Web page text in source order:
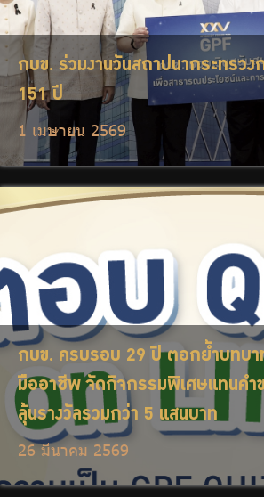
กบข. ร่วมงานวันสถาปนากระทรว
151 ปี
1 เมษายน 2569
กบข. ครบรอบ 29 ปี ตอกย้ำบทบา
มืออาชีพ จัดกิจกรรมพิเศษแทนค
ลุ้นรางวัลรวมกว่า 5 แสนบาท
26 มีนาคม 2569